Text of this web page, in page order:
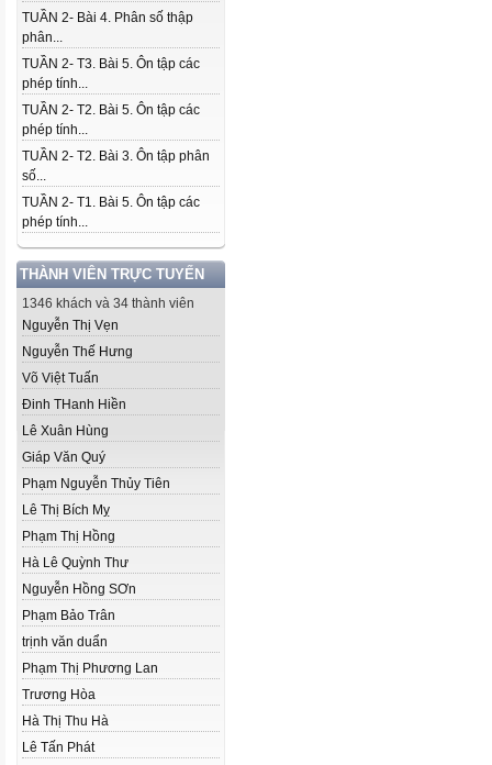
TUẦN 2- Bài 4. Phân số thập
phân...
TUẦN 2- T3. Bài 5. Ôn tập các
phép tính...
TUẦN 2- T2. Bài 5. Ôn tập các
phép tính...
TUẦN 2- T2. Bài 3. Ôn tập phân
số...
TUẦN 2- T1. Bài 5. Ôn tập các
phép tính...
THÀNH VIÊN TRỰC TUYẾN
1346 khách và 34 thành viên
Nguyễn Thị Vẹn
Nguyễn Thế Hưng
Võ Việt Tuấn
Đinh THanh Hiền
Lê Xuân Hùng
Giáp Văn Quý
Phạm Nguyễn Thủy Tiên
Lê Thị Bích Mỵ
Phạm Thị Hồng
Hà Lê Quỳnh Thư
Nguyễn Hồng SƠn
Phạm Bảo Trân
trịnh văn duẩn
Phạm Thị Phương Lan
Trương Hòa
Hà Thị Thu Hà
Lê Tấn Phát